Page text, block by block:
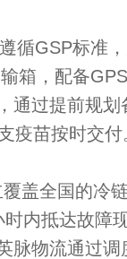
GSP标准，
箱，配备
通过提前规
疫苗按时交付
全国的冷
内抵达故障
脉物流通过